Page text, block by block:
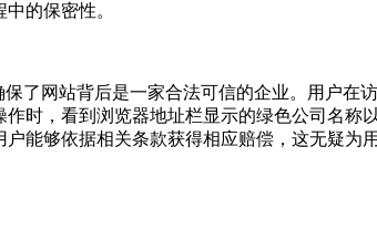
的保密性。
了网站背后是一家合法可信的企业。用户
时，看到浏览器地址栏显示的绿色公司名
能够依据相关条款获得相应赔偿，这无疑为